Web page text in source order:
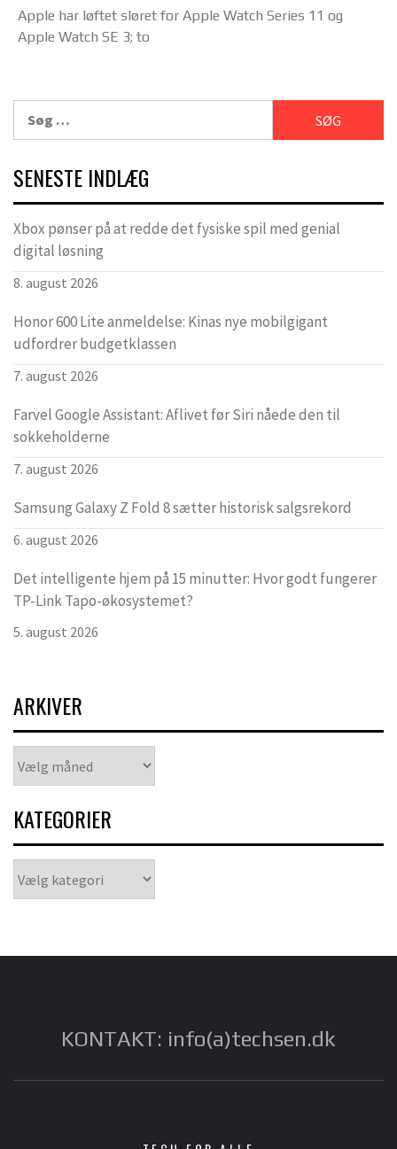
Apple har løftet sløret for Apple Watch Series 11 og
Apple Watch SE 3; to
efter:
SENESTE INDLÆG
Xbox pønser på at redde det fysiske spil med genial
digital løsning
8. august 2026
Honor 600 Lite anmeldelse: Kinas nye mobilgigant
udfordrer budgetklassen
7. august 2026
Farvel Google Assistant: Aflivet før Siri nåede den til
sokkeholderne
7. august 2026
Samsung Galaxy Z Fold 8 sætter historisk salgsrekord
6. august 2026
Det intelligente hjem på 15 minutter: Hvor godt fungerer
TP-Link Tapo-økosystemet?
5. august 2026
ARKIVER
KATEGORIER
KONTAKT: info(a)techsen.dk